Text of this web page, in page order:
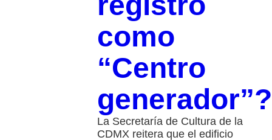
como
“Centro
generador”?
La Secretaría de Cultura de la
CDMX reitera que el edificio